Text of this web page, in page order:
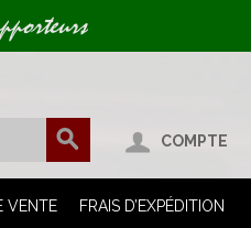
COMPTE
VENTE FRAIS D’EXPÉDITION